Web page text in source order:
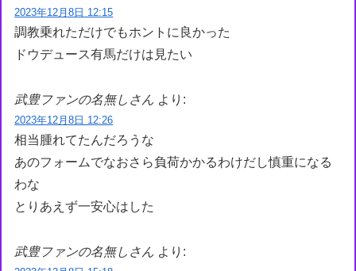
2023年12月8日 12:15
調教乗れただけでもホントに良かった
ドウデュース有馬だけは見たい
武豊ファンの名無しさん より:
2023年12月8日 12:26
相当腫れてたんだろうな
あのフォームでなおさら負荷かかるわけだし慎重になる
わな
とりあえず一安心はした
武豊ファンの名無しさん より: